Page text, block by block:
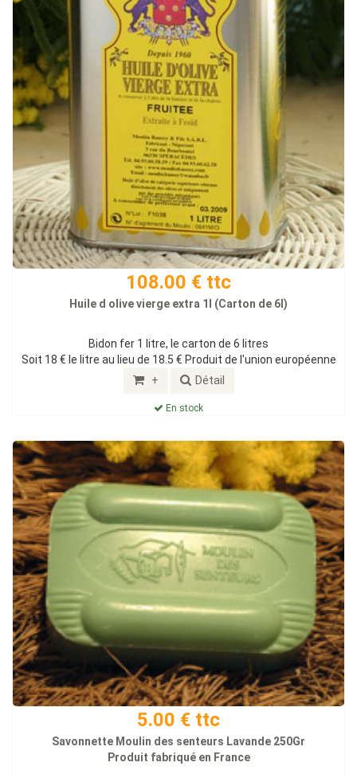
108.00 € ttc
Huile d olive vierge extra 1l (Carton de 6l)
Bidon fer 1 litre, le carton de 6 litres
Soit 18 € le litre au lieu de 18.5 € Produit de l'union européenne
+ Détail
En stock
5.00 € ttc
Savonnette Moulin des senteurs Lavande 250Gr
Produit fabriqué en France